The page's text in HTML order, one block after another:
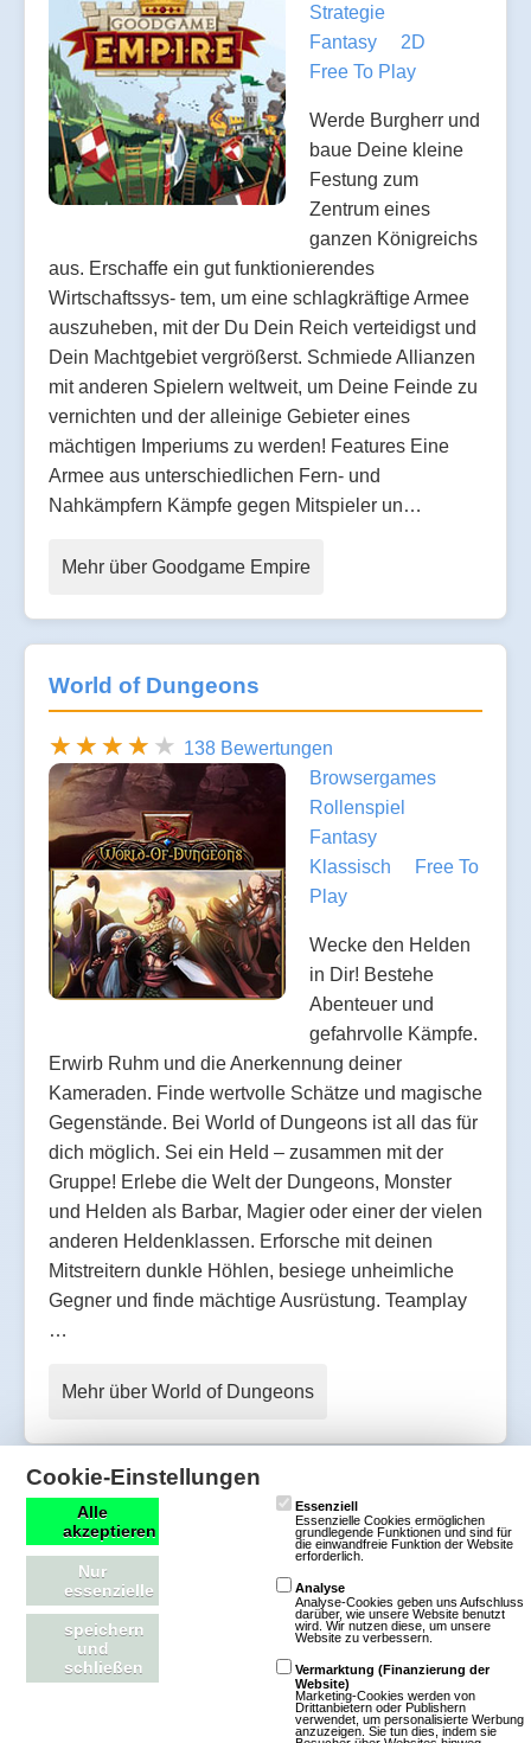
Strategie
Fantasy
2D
Free To Play
Werde Burgherr und
baue Deine kleine
Festung zum
Zentrum eines
ganzen Königreichs
aus. Erschaffe ein gut funktionierendes
Wirtschaftssys- tem, um eine schlagkräftige Armee
auszuheben, mit der Du Dein Reich verteidigst und
Dein Machtgebiet vergrößerst. Schmiede Allianzen
mit anderen Spielern weltweit, um Deine Feinde zu
vernichten und der alleinige Gebieter eines
mächtigen Imperiums zu werden! Features Eine
Armee aus unterschiedlichen Fern- und
Nahkämpfern Kämpfe gegen Mitspieler un…
Mehr über Goodgame Empire
World of Dungeons
138 Bewertungen
Browsergames
Rollenspiel
Fantasy
Klassisch
Free To
Play
Wecke den Helden
in Dir! Bestehe
Abenteuer und
gefahrvolle Kämpfe.
Erwirb Ruhm und die Anerkennung deiner
Kameraden. Finde wertvolle Schätze und magische
Gegenstände. Bei World of Dungeons ist all das für
dich möglich. Sei ein Held – zusammen mit der
Gruppe! Erlebe die Welt der Dungeons, Monster
und Helden als Barbar, Magier oder einer der vielen
anderen Heldenklassen. Erforsche mit deinen
Mitstreitern dunkle Höhlen, besiege unheimliche
Gegner und finde mächtige Ausrüstung. Teamplay
…
Mehr über World of Dungeons
Neverwinter
4 Bewertungen
Download-MMOs
Rollenspiel
Fantasy
3D
Free To Play
Cookie-Einstellungen
Alle
akzeptieren
Nur
essenzielle
speichern
und
schließen
Essenziell
Essenzielle Cookies ermöglichen
grundlegende Funktionen und sind für
die einwandfreie Funktion der Website
erforderlich.
Analyse
Analyse-Cookies geben uns Aufschluss
darüber, wie unsere Website benutzt
wird. Wir nutzen diese, um unsere
Website zu verbessern.
Vermarktung (Finanzierung der
Website)
Marketing-Cookies werden von
Drittanbietern oder Publishern
verwendet, um personalisierte Werbung
anzuzeigen. Sie tun dies, indem sie